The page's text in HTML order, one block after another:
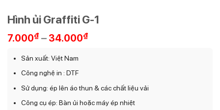
Hình ủi Graffiti G-1
7.000₫ – 34.000₫
34.000₫
Sản xuất: Việt Nam
Công nghệ in : DTF
Sử dụng: ép lên áo thun & các chất liệu vải
Công cụ ép: Bàn ủi hoặc máy ép nhiệt